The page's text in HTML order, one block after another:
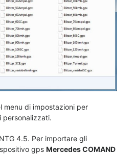
menu di impostazioni per
personalizzati.
4.5. Per importare gli
gps Mercedes COMAND